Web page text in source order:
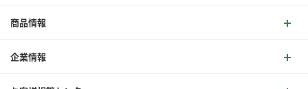
商品情報
企業情報